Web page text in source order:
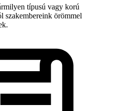
típusú vagy korú
szakembereink örömmel